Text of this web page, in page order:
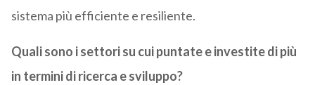
sistema più efficiente e resiliente.
Quali sono i settori su cui puntate e investite di più
in termini di ricerca e sviluppo?